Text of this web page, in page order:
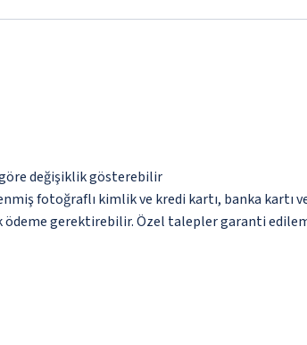
değişiklik gösterebilir
fotoğraflı kimlik ve kredi kartı, banka kartı
ödeme gerektirebilir. Özel talepler garanti